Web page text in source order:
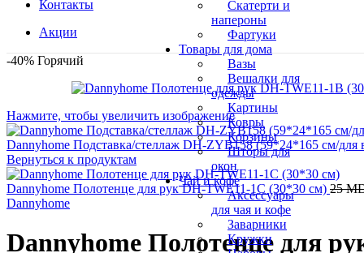
Скатерти и
напероны
Фартуки
Товары для дома
Вазы
Вешалки для
одежды
Картины
Ковры
Корзины
Шторы для
окон
Чай и кофе
Аксессуары
для чая и кофе
Заварники
Кружки
Контакты
Акции
-40% Горячий
Нажмите, чтобы увеличить изображение
Dannyhome Подставка/стеллаж DH-ZYB158 (59*24*165 см/
Вернуться к продуктам
Dannyhome Полотенце для рук DH-TWE11-1C (30*30 см) 25
Dannyhome
Dannyhome Полотенце для